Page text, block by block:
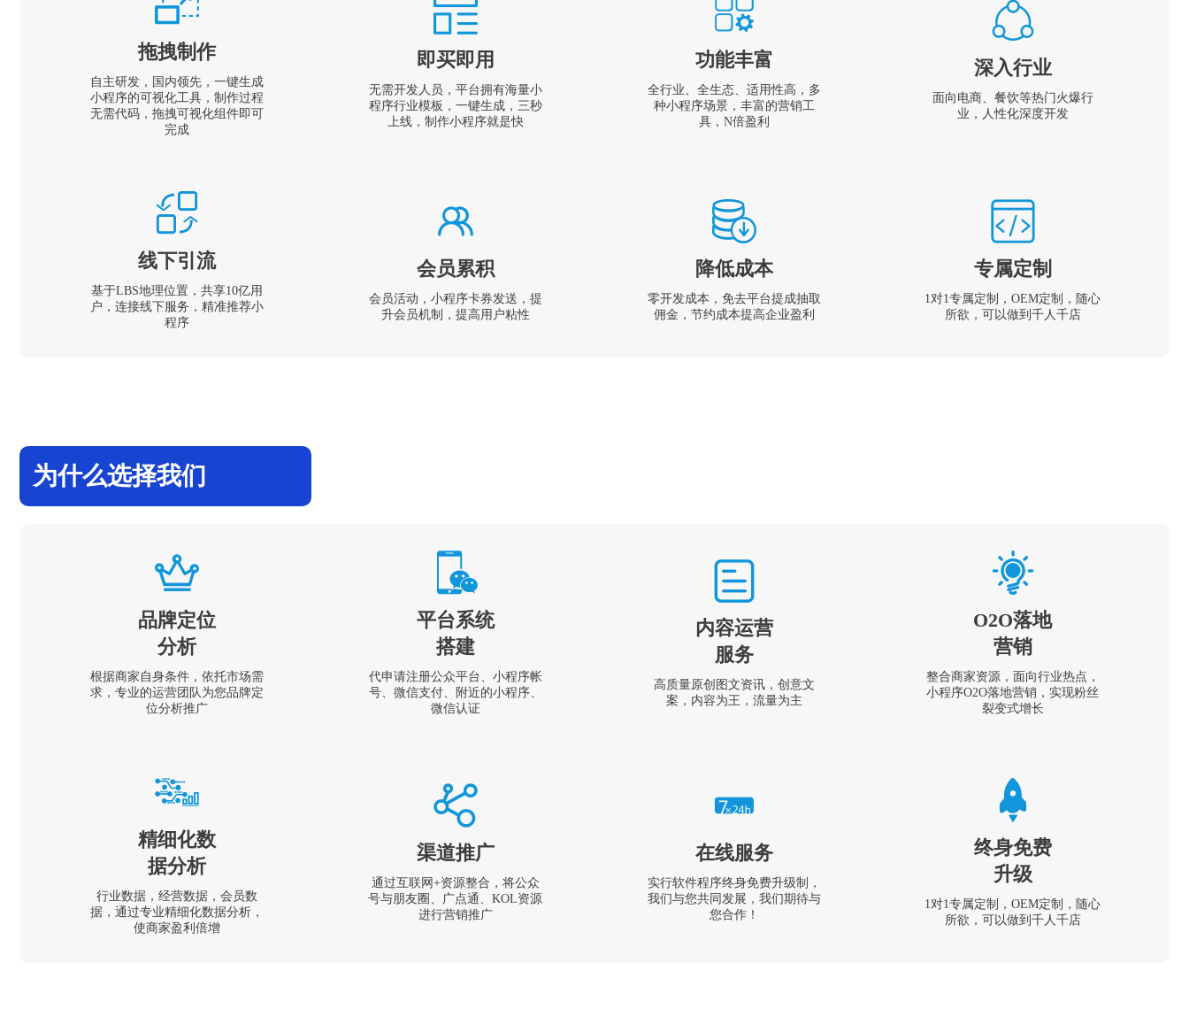
拖拽制作
自主研发，国内领先，一键生成
小程序的可视化工具，制作过程
无需代码，拖拽可视化组件即可
完成
即买即用
无需开发人员，平台拥有海量小
程序行业模板，一键生成，三秒
上线，制作小程序就是快
功能丰富
全行业、全生态、适用性高，多
种小程序场景，丰富的营销工
具，N倍盈利
深入行业
面向电商、餐饮等热门火爆行
业，人性化深度开发
线下引流
基于LBS地理位置，共享10亿用
户，连接线下服务，精准推荐小
程序
会员累积
会员活动，小程序卡券发送，提
升会员机制，提高用户粘性
降低成本
零开发成本，免去平台提成抽取
佣金，节约成本提高企业盈利
专属定制
1对1专属定制，OEM定制，随心
所欲，可以做到千人千店
为什么选择我们
品牌定位
分析
根据商家自身条件，依托市场需
求，专业的运营团队为您品牌定
位分析推广
平台系统
搭建
代申请注册公众平台、小程序帐
号、微信支付、附近的小程序、
微信认证
内容运营
服务
高质量原创图文资讯，创意文
案，内容为王，流量为主
O2O落地
营销
整合商家资源，面向行业热点，
小程序O2O落地营销，实现粉丝
裂变式增长
精细化数
据分析
行业数据，经营数据，会员数
据，通过专业精细化数据分析，
使商家盈利倍增
渠道推广
通过互联网+资源整合，将公众
号与朋友圈、广点通、KOL资源
进行营销推广
在线服务
实行软件程序终身免费升级制，
我们与您共同发展，我们期待与
您合作！
终身免费
升级
1对1专属定制，OEM定制，随心
所欲，可以做到千人千店